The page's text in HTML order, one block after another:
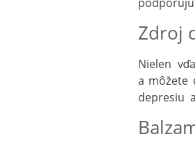
Zdroj
Nielen
a môžete
depresiu